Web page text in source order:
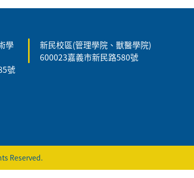
學
號
新民校區(管理學院、獸醫學院)
600023嘉義市新民路580號
Reserved.